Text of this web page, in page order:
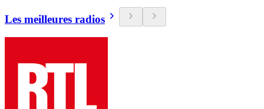
Les meilleures radios